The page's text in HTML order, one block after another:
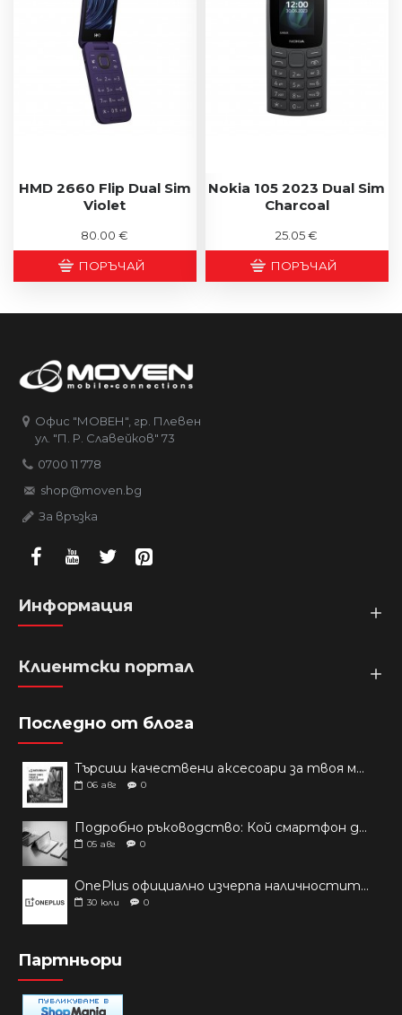
HMD 2660 Flip Dual Sim
Violet
80.00 €
ПОРЪЧАЙ
Nokia 105 2023 Dual Sim
Charcoal
25.05 €
ПОРЪЧАЙ
Офис "МОВЕН", гр. Плевен
ул. "П. Р. Славейков" 73
0700 11 778
shop@moven.bg
За връзка
Информация
Клиентски портал
Последно от блога
Търсиш качествени аксесоари за твоя модел? Как правилно да защитим новия си смартфон: Ръководство за аксесоари през 2026 г.
06 авг 0
Подробно ръководство: Кой смартфон да купиш през 2026 г.?
05 авг 0
OnePlus официално изчерпа наличностите си от телефони на основни пазари
30 юли 0
Партньори